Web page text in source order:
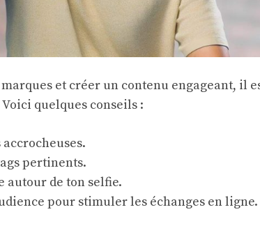
et créer un contenu engageant, il
quelques conseils :
pertinents.
autour de ton selfie.
pour stimulerles échanges en ligne.